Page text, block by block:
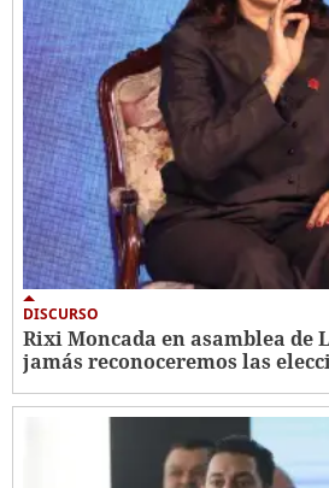
DISCURSO
Rixi Moncada en asamblea de
jamás reconoceremos las